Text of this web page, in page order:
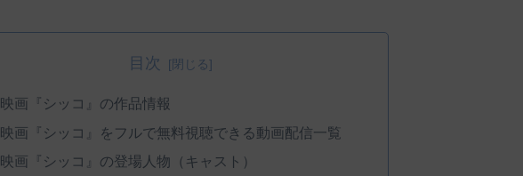
目次
映画『シッコ』の作品情報
映画『シッコ』をフルで無料視聴できる動画配信一覧
映画『シッコ』の登場人物（キャスト）